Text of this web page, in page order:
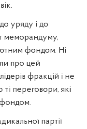
уряду і до
меморандуму,
фондом. Ні
про цей
фракцій і не
переговори, які
партії